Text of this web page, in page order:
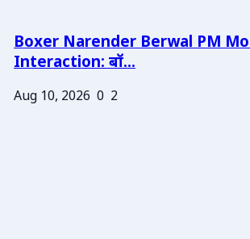
Boxer Narender Berwal PM
Interaction: बॉ...
Aug 10, 2026 0 2